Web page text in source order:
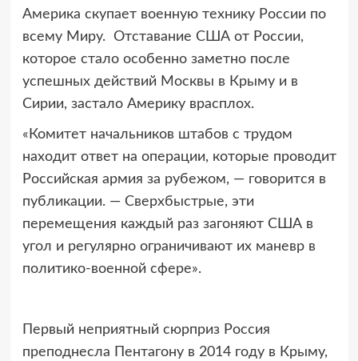
Америка скупает военную технику России по
всему Миру. Отставание США от России,
которое стало особенно заметно после
успешных действий Москвы в Крыму и в
Сирии, застало Америку врасплох.
«Комитет начальников штабов с трудом
находит ответ на операции, которые проводит
Российская армия за рубежом, — говорится в
публикации. — Сверхбыстрые, эти
перемещения каждый раз загоняют США в
угол и регулярно ограничивают их маневр в
политико-военной сфере».
Первый неприятный сюрприз Россия
преподнесла Пентагону в 2014 году в Крыму,